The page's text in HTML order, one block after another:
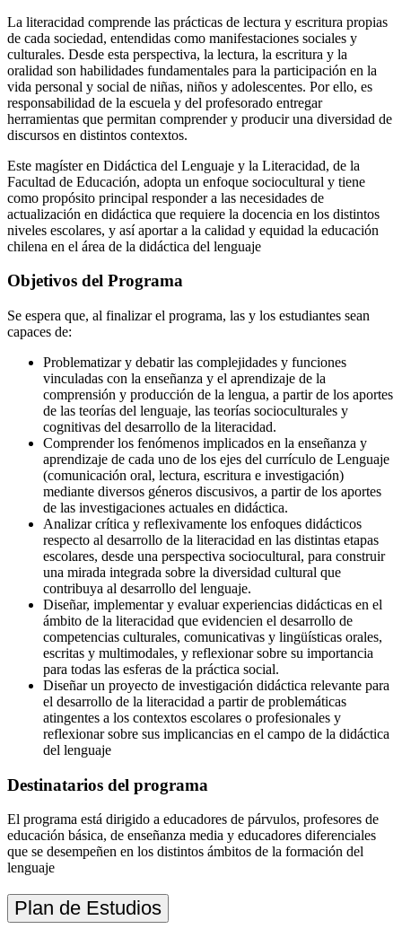
La literacidad comprende las prácticas de lectura y escritura propias
de cada sociedad, entendidas como manifestaciones sociales y
culturales. Desde esta perspectiva, la lectura, la escritura y la
oralidad son habilidades fundamentales para la participación en la
vida personal y social de niñas, niños y adolescentes. Por ello, es
responsabilidad de la escuela y del profesorado entregar
herramientas que permitan comprender y producir una diversidad de
discursos en distintos contextos.
Este magíster en Didáctica del Lenguaje y la Literacidad, de la
Facultad de Educación, adopta un enfoque sociocultural y tiene
como propósito principal responder a las necesidades de
actualización en didáctica que requiere la docencia en los distintos
niveles escolares, y así aportar a la calidad y equidad la educación
chilena en el área de la didáctica del lenguaje
Objetivos del Programa
Se espera que, al finalizar el programa, las y los estudiantes sean
capaces de:
Problematizar y debatir las complejidades y funciones
vinculadas con la enseñanza y el aprendizaje de la
comprensión y producción de la lengua, a partir de los aportes
de las teorías del lenguaje, las teorías socioculturales y
cognitivas del desarrollo de la literacidad.
Comprender los fenómenos implicados en la enseñanza y
aprendizaje de cada uno de los ejes del currículo de Lenguaje
(comunicación oral, lectura, escritura e investigación)
mediante diversos géneros discusivos, a partir de los aportes
de las investigaciones actuales en didáctica.
Analizar crítica y reflexivamente los enfoques didácticos
respecto al desarrollo de la literacidad en las distintas etapas
escolares, desde una perspectiva sociocultural, para construir
una mirada integrada sobre la diversidad cultural que
contribuya al desarrollo del lenguaje.
Diseñar, implementar y evaluar experiencias didácticas en el
ámbito de la literacidad que evidencien el desarrollo de
competencias culturales, comunicativas y lingüísticas orales,
escritas y multimodales, y reflexionar sobre su importancia
para todas las esferas de la práctica social.
Diseñar un proyecto de investigación didáctica relevante para
el desarrollo de la literacidad a partir de problemáticas
atingentes a los contextos escolares o profesionales y
reflexionar sobre sus implicancias en el campo de la didáctica
del lenguaje
Destinatarios del programa
El programa está dirigido a educadores de párvulos, profesores de
educación básica, de enseñanza media y educadores diferenciales
que se desempeñen en los distintos ámbitos de la formación del
lenguaje
Plan de Estudios